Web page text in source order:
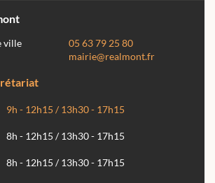
ville
05 63 79 25 80
mairie@realmont.fr
9h - 12h15 / 13h30 - 17h15
8h - 12h15 / 13h30 - 17h15
8h - 12h15 / 13h30 - 17h15